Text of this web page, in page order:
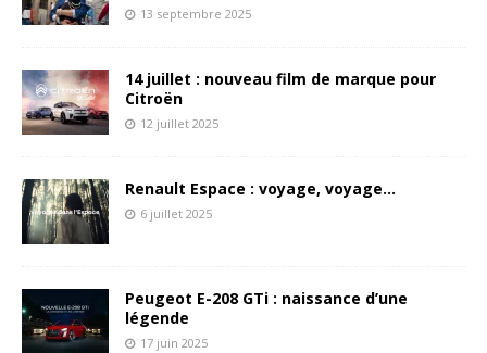
13 septembre 2025
14 juillet : nouveau film de marque pour
Citroën
12 juillet 2025
Renault Espace : voyage, voyage…
6 juillet 2025
Peugeot E-208 GTi : naissance d’une
légende
17 juin 2025